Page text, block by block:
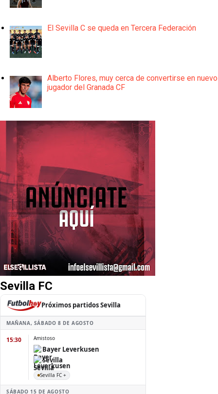
El Sevilla C se queda en Tercera Federación
Alberto Flores, muy cerca de convertirse en nuevo
jugador del Granada CF
Sevilla FC